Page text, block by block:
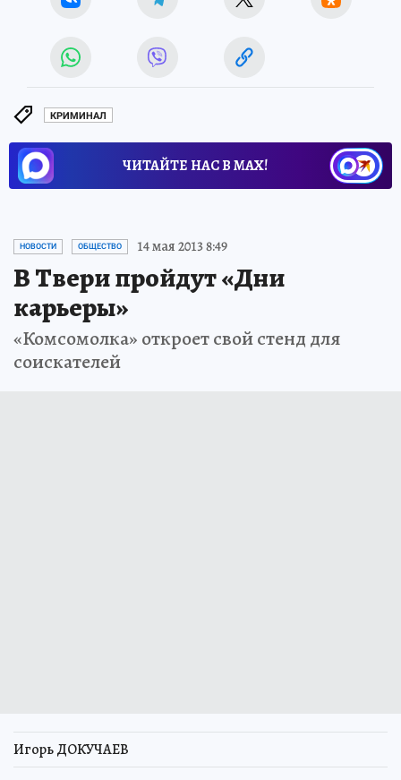
КРИМИНАЛ
ЧИТАЙТЕ НАС В МАХ!
НОВОСТИ ОБЩЕСТВО 14 мая 2013 8:49
В Твери пройдут «Дни
карьеры»
«Комсомолка» откроет свой стенд для
соискателей
Игорь ДОКУЧАЕВ